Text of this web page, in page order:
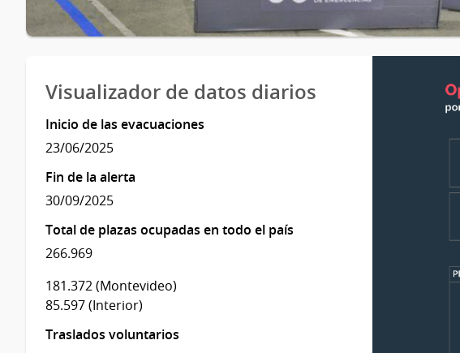
Visualizador de datos diarios
Inicio de las evacuaciones
23/06/2025
Fin de la alerta
30/09/2025
Total de plazas ocupadas en todo el país
266.969
181.372 (Montevideo)
85.597 (Interior)
Traslados voluntarios